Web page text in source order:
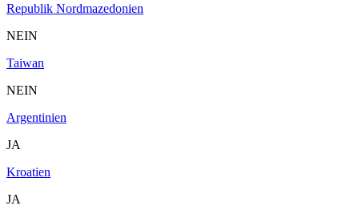
Republik Nordmazedonien
NEIN
Taiwan
NEIN
Argentinien
JA
Kroatien
JA